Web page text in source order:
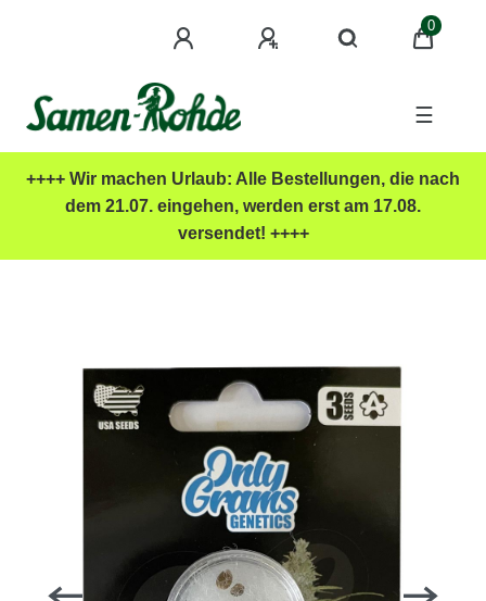
0
☰
++++ Wir machen Urlaub: Alle Bestellungen, die nach
dem 21.07. eingehen, werden erst am 17.08.
versendet! ++++